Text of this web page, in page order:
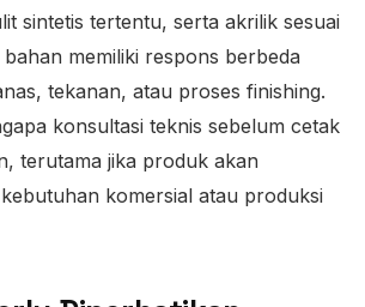
sintetis tertentu, serta akrilik sesuai
memiliki respons berbeda
tekanan, atau proses finishing.
konsultasi teknis sebelum cetak
terutama jika produk akan
komersial atau produksi